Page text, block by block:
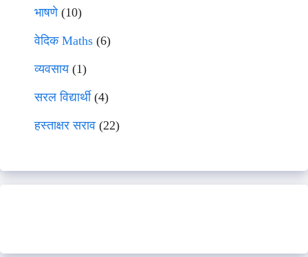
भाषणे(10)
वेदिक Maths (6)
व्यवसाय(1)
सरल विद्यार्थी(4)
हस्ताक्षर सराव (22)